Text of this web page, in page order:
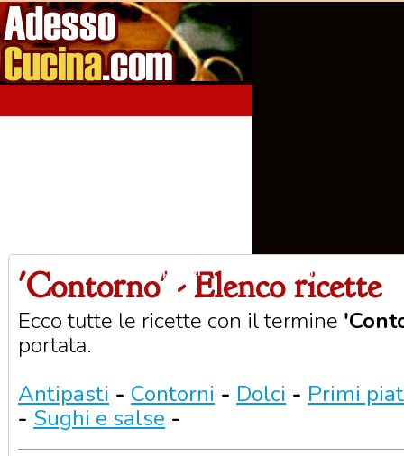
Aperitivi Primi Piatti
'Contorno' - Elenco ricette
Ecco tutte le ricette con il termine
portata.
Antipasti - Contorni - Dolci - Primi
- Sughi e salse -